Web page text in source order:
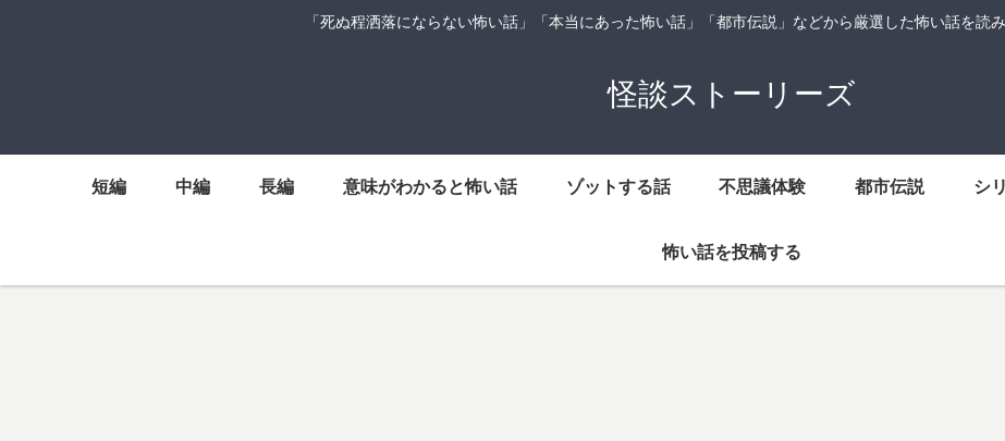
「死ぬ程洒落にならない怖い話」「本当にあった怖い話」「都市伝説」などから厳選した怖い話を読
怪談ストーリーズ
短編 中編 長編 意味がわかると怖い話 ゾットする話 不思議体験 都市伝説 シ
怖い話を投稿する